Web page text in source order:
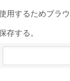
用するためブラ
存する。